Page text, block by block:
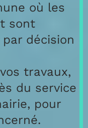
où les
sont
décision
travaux,
du service
pour